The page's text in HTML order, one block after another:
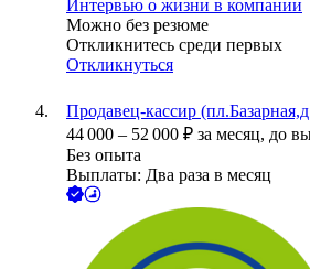
Интервью о жизни в компании
Можно без резюме
Откликнитесь среди первых
Откликнуться
Продавец-кассир
44 000 – 52 000 ₽ за месяц, до
Без опыта
Выплаты: Два раза в месяц